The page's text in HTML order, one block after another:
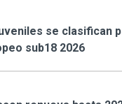
se clasifican
sub18 2026